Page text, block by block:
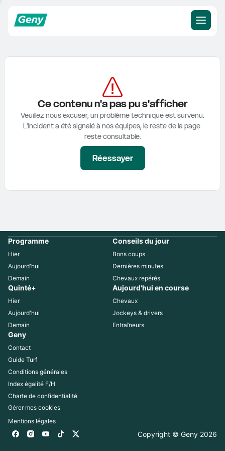
Ce contenu n'a pas pu s'afficher
Veuillez nous excuser, un problème technique est survenu.
L'incident a été signalé à nos équipes, le reste de la page
reste consultable.
Réessayer
Programme
Hier
Aujourd'hui
Demain
Conseils du jour
Bons coups
Dernières minutes
Chevaux repérés
Quinté+
Hier
Aujourd'hui
Demain
Aujourd'hui en course
Chevaux
Jockeys & drivers
Entraîneurs
Geny
Contact
Guide Turf
Conditions générales
Index égalité F/H
Charte de confidentialité
Gérer mes cookies
Mentions légales
Copyright © Geny 2026